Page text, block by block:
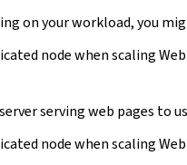
on your workload, you
node when scaling
serving web pages to
node when scaling